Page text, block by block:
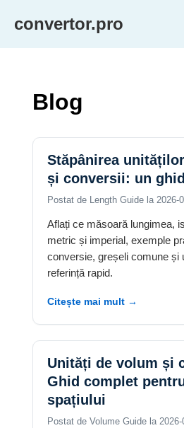
convertor.pro
Blog
Stăpânirea
și conversii: un
Postat de Length Guide la 2026-
Aflați ce măsoară lungimea,
metric și imperial, exemple
conversie, greșeli comune și
referință rapid.
Citește mai mult →
Unități de volum și
Ghid complet
spațiului
Postat de Volume Guide la 2026-